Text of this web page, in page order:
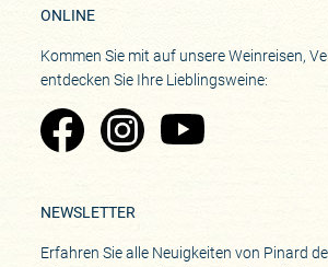
ONLINE
Kommen Sie mit auf unsere Weinreisen,
entdecken Sie Ihre Lieblingsweine:
Zu Pinard's Facebook-Seite
Zu Pinard's Instagram-Seite
Zu Pinard's
NEWSLETTER
Erfahren Sie alle Neuigkeiten von Pinard